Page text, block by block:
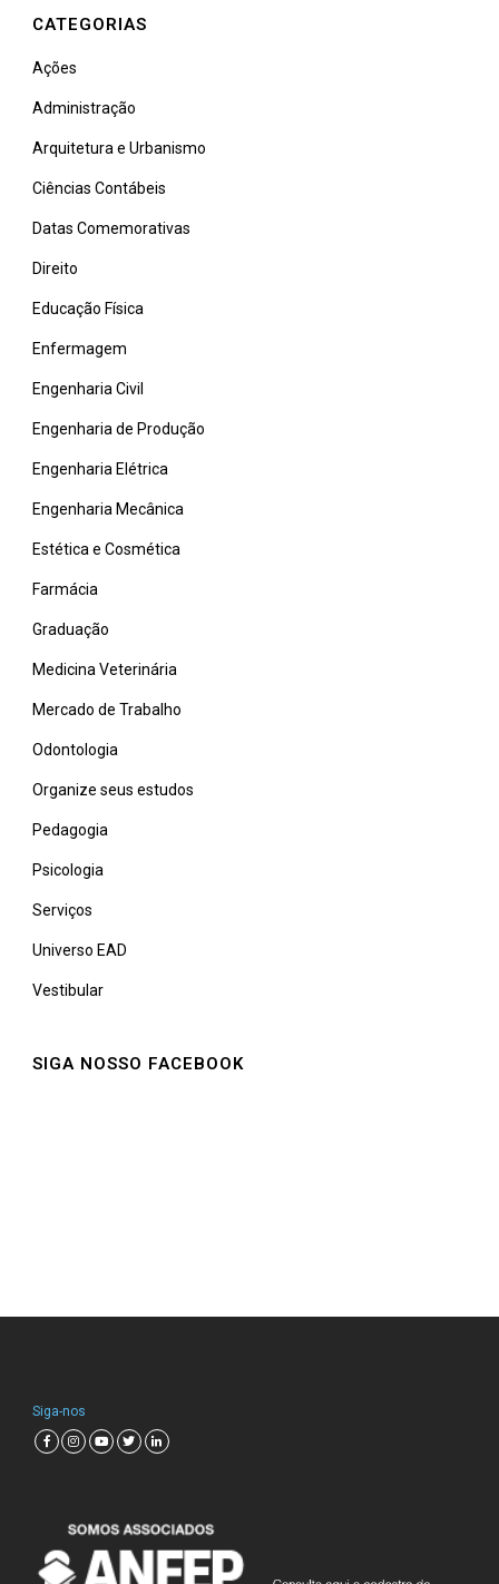
CATEGORIAS
Ações
Administração
Arquitetura e Urbanismo
Ciências Contábeis
Datas Comemorativas
Direito
Educação Física
Enfermagem
Engenharia Civil
Engenharia de Produção
Engenharia Elétrica
Engenharia Mecânica
Estética e Cosmética
Farmácia
Graduação
Medicina Veterinária
Mercado de Trabalho
Odontologia
Organize seus estudos
Pedagogia
Psicologia
Serviços
Universo EAD
Vestibular
SIGA NOSSO FACEBOOK
Siga-nos